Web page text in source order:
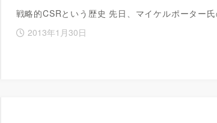
戦略的CSRという歴史 先日、マイケルポーター
2013年1月30日